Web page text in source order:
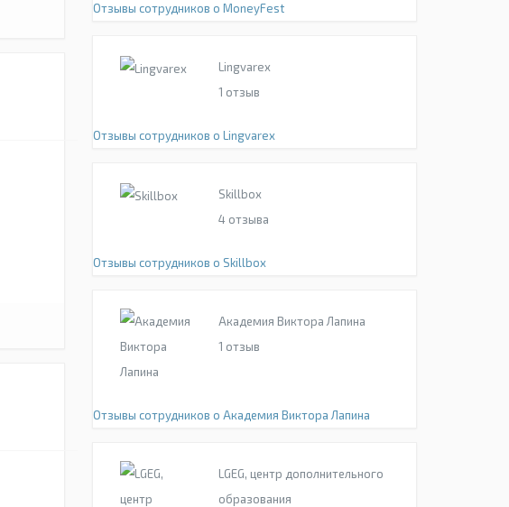
Отзывы сотрудников о MoneyFest
Lingvarex
1 отзыв
Отзывы сотрудников о Lingvarex
Skillbox
4 отзыва
Отзывы сотрудников о Skillbox
Академия Виктора Лапина
1 отзыв
Отзывы сотрудников о Академия Виктора Лапина
LGEG, центр дополнительного
образования